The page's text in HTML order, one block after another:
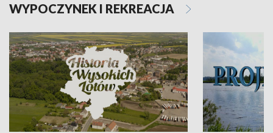
WYPOCZYNEK I REKREACJA